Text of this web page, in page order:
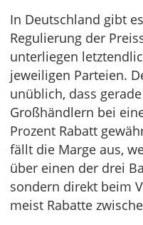
In Deutschland gibt
Regulierung der
unterliegen
jeweiligen Parteien.
unüblich, dass
Großhändlern bei
Prozent Rabatt
fällt die Marge aus,
über einen der drei
sondern direkt beim
meist Rabatte